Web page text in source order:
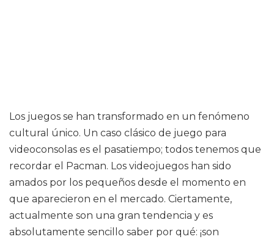
Los juegos se han transformado en un fenómeno
cultural único. Un caso clásico de juego para
videoconsolas es el pasatiempo; todos tenemos que
recordar el Pacman. Los videojuegos han sido
amados por los pequeños desde el momento en
que aparecieron en el mercado. Ciertamente,
actualmente son una gran tendencia y es
absolutamente sencillo saber por qué: ¡son